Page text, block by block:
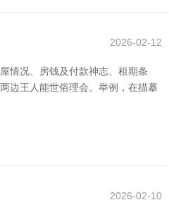
2026-02-12
情况、房钱及付款神志、租期条
边王人能世俗理会。举例，在描摹
2026-02-10